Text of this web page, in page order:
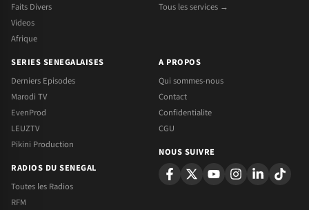
Faits Divers
Videos
Afrique
Tous les services →
SERIES SENEGALAISES
Derniers Episodes
Marodi TV
EvenProd
LEUZTV
Pikini Production
RADIOS DU SENEGAL
Toutes les Radios
RFM
A PROPOS
Qui sommes-nous
Contact
Confidentialite
CGU
NOUS SUIVRE